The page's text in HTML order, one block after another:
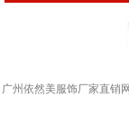
广州依然美服饰厂家直销